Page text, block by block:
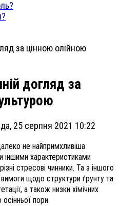
догляд за
25 серпня 2021 10:22
не найпримхливіша
іншими характеристиками
стресові чинники. Та з іншого
вимоги щодо структури ґрунту та
а також низки хімічних
пори.